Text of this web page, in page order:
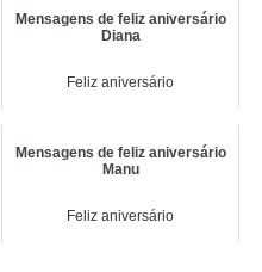
Mensagens de feliz aniversário
Diana
Feliz aniversário
Mensagens de feliz aniversário
Manu
Feliz aniversário